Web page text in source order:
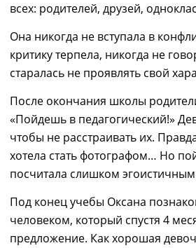
всех: родителей, друзей,
Она никогда не вступала в
критику терпела, никогда не
старалась не проявлять свой
После окончания школы
«Пойдешь в педагогический!»
чтобы не расстраивать их.
хотела стать фотографом… Но
посчитала слишком
Под конец учебы Оксана
человеком, который спустя 4
предложение. Как хорошая